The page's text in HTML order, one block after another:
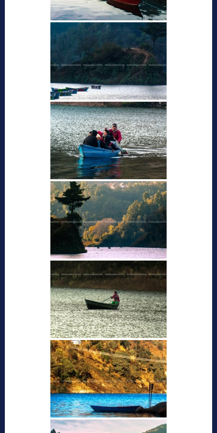
नयाँ गन्तव्यहरु
प्रथम सहिद लखन थापाको स्मृतिमा बाटिका
निर्माण हुने
पाथिभरा र भैरब डाँडा
आकर्षक पर्यटकीय गन्तव्य बन्दै जुरेथुम
प्रकृतिको काखमा लुकेको मकवानपुर गढीकोे
ऋषेश्वर गुफा
गुम्बा डाँडा (मूर्तीकला उद्यान), हर्नामाडी
प्रमुख गन्तव्यहरु